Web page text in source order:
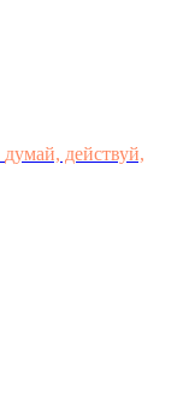
думай, действуй,